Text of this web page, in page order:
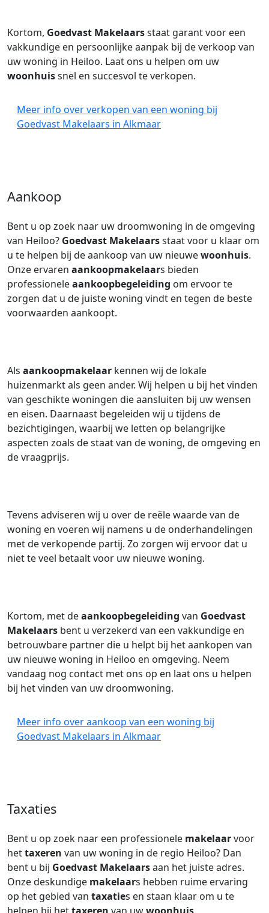
Kortom, Goedvast Makelaarsstaat garant voor een
vakkundige en persoonlijke aanpak bij de verkoop van
uw woning in Heiloo. Laat ons u helpen om uw
woonhuissnel en succesvol te verkopen.
Meer info over verkopen van een woning bij
Goedvast Makelaars in Alkmaar
Aankoop
Bent u op zoek naar uw droomwoning in de omgeving
van Heiloo? Goedvast Makelaarsstaat voor u klaar om
u te helpen bij de aankoop van uw nieuwewoonhuis.
Onze ervaren aankoopmakelaars bieden
professioneleaankoopbegeleiding om ervoor te
zorgen dat u de juiste woning vindt en tegen de beste
voorwaarden aankoopt.
Als aankoopmakelaar kennen wij de lokale
huizenmarkt als geen ander. Wij helpen u bij het vinden
van geschikte woningen die aansluiten bij uw wensen
en eisen. Daarnaast begeleiden wij u tijdens de
bezichtigingen, waarbij we letten op belangrijke
aspecten zoals de staat van de woning, de omgeving en
de vraagprijs.
Tevens adviseren wij u over de reële waarde van de
woning en voeren wij namens u de onderhandelingen
met de verkopende partij. Zo zorgen wij ervoor dat u
niet te veel betaalt voor uw nieuwe woning.
Kortom, met deaankoopbegeleiding van Goedvast
Makelaars bent u verzekerd van een vakkundige en
betrouwbare partner die u helpt bij het aankopen van
uw nieuwe woning in Heiloo en omgeving. Neem
vandaag nog contact met ons op en laat ons u helpen
bij het vinden van uw droomwoning.
Meer info over aankoop van een woning bij
Goedvast Makelaars in Alkmaar
Taxaties
Bent u op zoek naar een professionele makelaarvoor
hettaxeren van uw woning in de regio Heiloo? Dan
bent u bij Goedvast Makelaarsaan het juiste adres.
Onze deskundige makelaars hebben ruime ervaring
op het gebied van taxaties en staan klaar om u te